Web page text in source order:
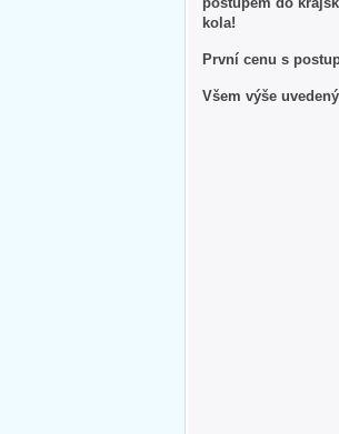
kola!
První cenu s
Všem výše